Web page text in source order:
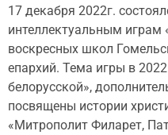
17 декабря 2022г.
интеллектуальным играм
воскресных школ
епархий. Тема игры в
белорусской»,
посвящены истории
«Митрополит Филарет,